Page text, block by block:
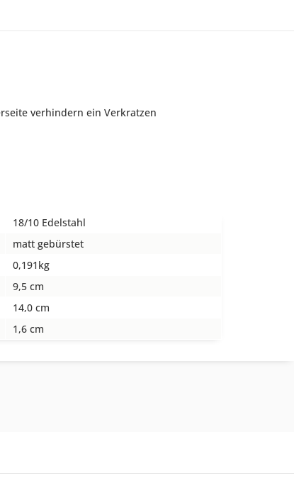
verhindern ein Verkratzen
18/10 Edelstahl
matt gebürstet
0,191kg
9,5 cm
14,0 cm
1,6 cm